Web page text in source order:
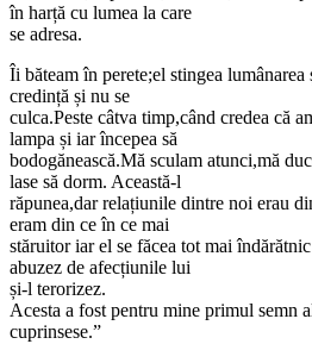
în harță cu lumea la care
se adresa.
Îi băteam în perete;el stingea lumânarea
credință și nu se
culca.Peste câtva timp,când credea că
lampa și iar începea să
bodogănească.Mă sculam atunci,mă
lase să dorm. Această-l
răpunea,dar relațiunile dintre noi erau
eram din ce în ce mai
stăruitor iar el se făcea tot mai
abuzez de afecțiunile lui
și-l terorizez.
Acesta a fost pentru mine primul semn
cuprinsese.”